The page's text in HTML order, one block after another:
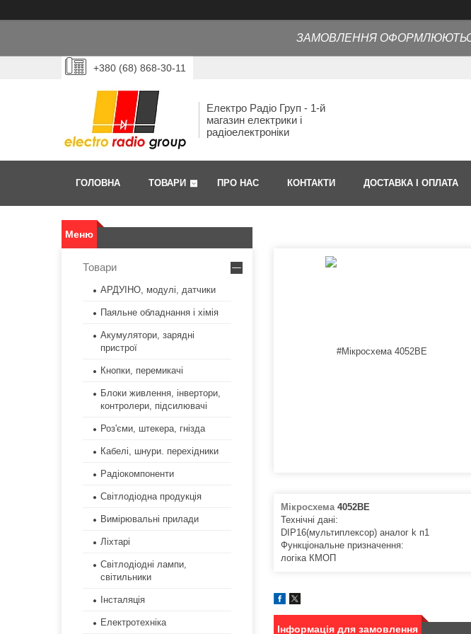
ЗАМОВЛЕННЯ
+380 (68) 868-30-11
Електро Радіо Груп - 1-й
магазин електрики і
радіоелектроніки
ГОЛОВНА ТОВАРИ ПРО НАС КОНТАКТИ ДОСТАВКА І ОПЛАТА
Мікросхема 4052BE
Технічні дані:
DIP16(мультиплексор) аналог k п1
Функціональне призначення:
логіка КМОП
Інформація для замовлення
Товари
АРДУІНО, модулі, датчики
Паяльне обладнання і хімія
Акумулятори, зарядні
пристрої
Кнопки, перемикачі
Блоки живлення, інвертори,
контролери, підсилювачі
Роз'єми, штекера, гнізда
Кабелі, шнури. перехідники
Радіокомпоненти
Світлодіодна продукція
Вимірювальні прилади
Ліхтарі
Світлодіодні лампи,
світильники
Інсталяція
Електротехніка